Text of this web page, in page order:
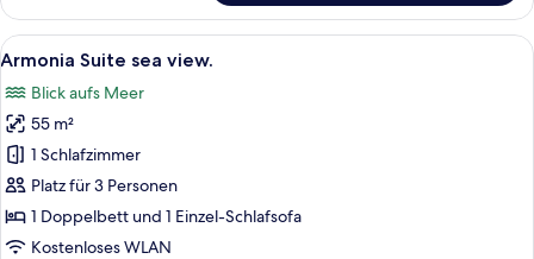
eigener
Pool,
Meerblick
Alle
Fotos
für
Armonia
Suite
sea
view.
anzeigen
Ein modernes Wohnzimmer mit
3
Armonia Suite sea view.
Blick aufs Meer
55 m²
1 Schlafzimmer
Platz für 3 Personen
1 Doppelbett und 1 Einzel-Schlafsofa
Kostenloses WLAN